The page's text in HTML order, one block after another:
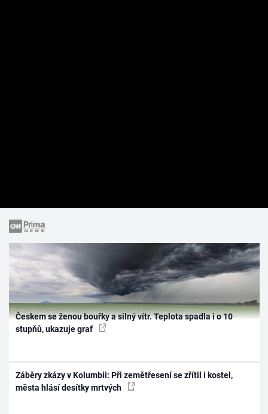
Českem se ženou bouřky a silný vítr. Teplota spadla i o 10
stupňů, ukazuje graf
Záběry zkázy v Kolumbii: Při zemětřesení se zřítil i kostel,
města hlásí desítky mrtvých